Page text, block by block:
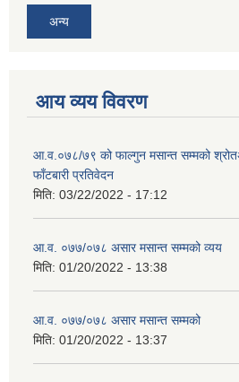
अन्य
आय व्यय विवरण
आ.व.०७८/७९ को फाल्गुन मसान्त सम्मको
फाँटबारी प्रतिवेदन
मिति: 03/22/2022 - 17:12
आ.व. ०७७/०७८ असार मसान्त सम्मको व्यय
मिति: 01/20/2022 - 13:38
आ.व. ०७७/०७८ असार मसान्त सम्मको
मिति: 01/20/2022 - 13:37